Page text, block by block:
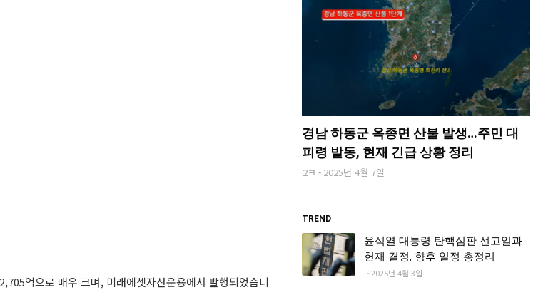
억으로 매우 크며, 미래에셋자산운용에서 발행되었습니
경남 하동군 옥종면 산불 발생…주민 대
피령 발동, 현재 긴급 상황 정리
2ㅋ 2025년 4월 7일
TREND
윤석열 대통령 탄핵심판 선고일과
헌재 결정, 향후 일정 총정리
2025년 4월 3일